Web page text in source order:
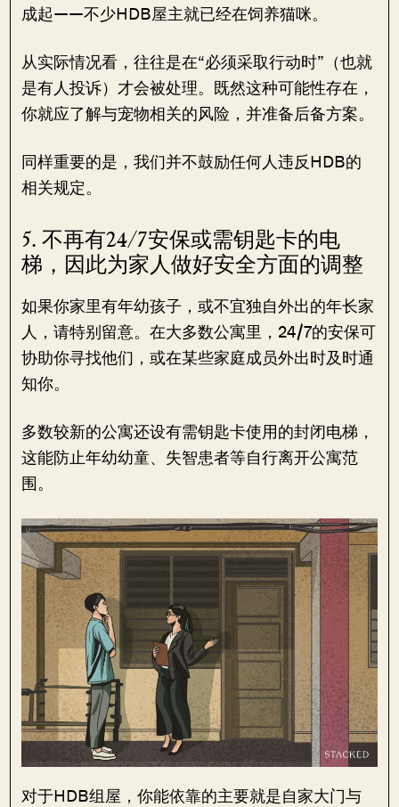
成起——不少HDB屋主就已经在饲养猫咪。
从实际情况看，往往是在“必须采取行动时”（也就
是有人投诉）才会被处理。既然这种可能性存在，
你就应了解与宠物相关的风险，并准备后备方案。
同样重要的是，我们并不鼓励任何人违反HDB的
相关规定。
5. 不再有24/7安保或需钥匙卡的电
梯，因此为家人做好安全方面的调整
如果你家里有年幼孩子，或不宜独自外出的年长家
人，请特别留意。在大多数公寓里，24/7的安保可
协助你寻找他们，或在某些家庭成员外出时及时通
知你。
多数较新的公寓还设有需钥匙卡使用的封闭电梯，
这能防止年幼幼童、失智患者等自行离开公寓范
围。
对于HDB组屋，你能依靠的主要就是自家大门与